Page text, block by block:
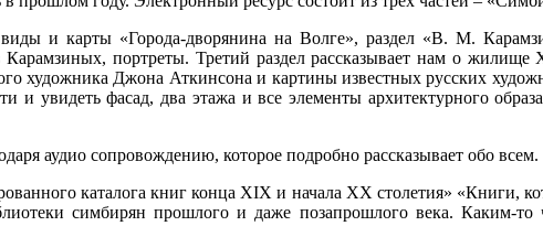
и карты «Города-дворянина на Волге», раздел «В. М.
портреты. Третий раздел рассказывает нам о
художника Джона Аткинсона и картины известных русских
увидеть фасад, два этажа и все элементы архитектурного
аудио сопровождению, которое подробно рассказывает обо всем.
каталога книг конца XIX и начала XX столетия» «Книги,
симбирян прошлого и даже позапрошлого века. Каким-то